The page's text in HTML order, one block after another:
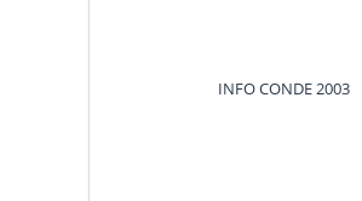
INFO CONDE 2003